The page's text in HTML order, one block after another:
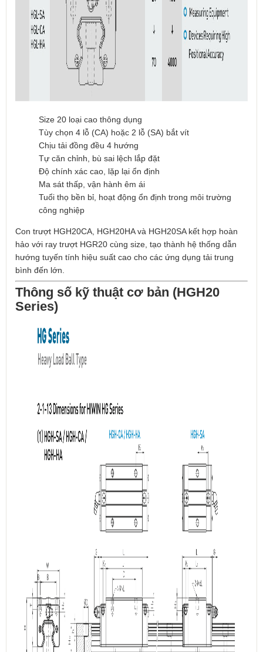
Size 20 loại cao thông dụng
Tùy chọn 4 lỗ (CA) hoặc 2 lỗ (SA) bắt vít
Chịu tải đồng đều 4 hướng
Tự căn chỉnh, bù sai lệch lắp đặt
Độ chính xác cao, lặp lại ổn định
Ma sát thấp, vận hành êm ái
Tuổi thọ bền bỉ, hoạt động ổn định trong môi trường
công nghiệp
Con trượt HGH20CA, HGH20HA và HGH20SA kết hợp hoàn
hảo với ray trượt HGR20 cùng size, tạo thành hệ thống dẫn
hướng tuyến tính hiệu suất cao cho các ứng dụng tải trung
bình đến lớn.
Thông số kỹ thuật cơ bản (HGH20
Series)